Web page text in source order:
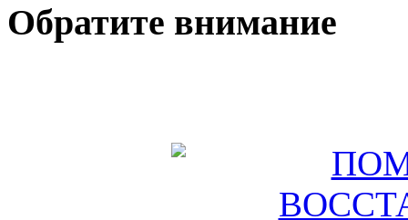
Обратите внимание